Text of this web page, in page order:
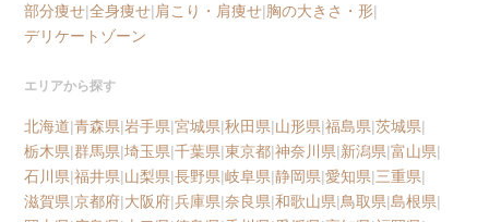
部分痩せ|全身痩せ|肩こり・肩痩せ|胸の大きさ・形|
デリケートゾーン
エリアから探す
北海道|青森県|岩手県|宮城県|秋田県|山形県|福島県|茨城県|
栃木県|群馬県|埼玉県|千葉県|東京都|神奈川県|新潟県|富山県|
石川県|福井県|山梨県|長野県|岐阜県|静岡県|愛知県|三重県|
滋賀県|京都府|大阪府|兵庫県|奈良県|和歌山県|鳥取県|島根県|